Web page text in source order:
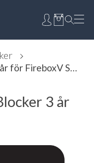
WatchGuard APT Blocker 3 år för FireboxV Small
3 år